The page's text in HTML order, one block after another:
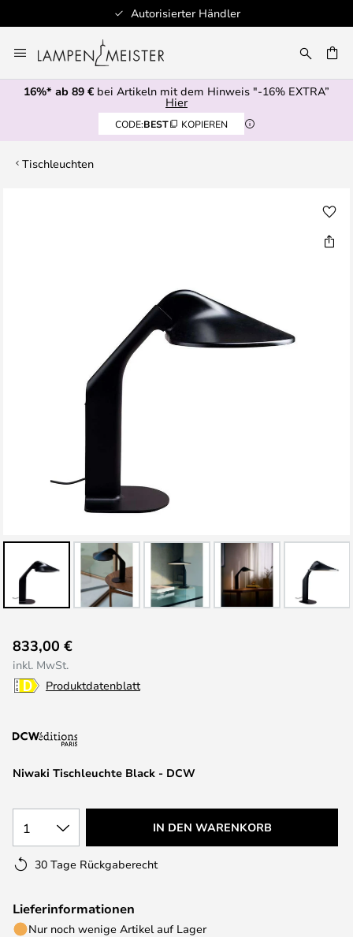
Autorisierter Händler
Inhalt
springen
16%* ab 89 € bei Artikeln mit dem Hinweis "-16% EXTRA”
Hier
CODE:BEST KOPIEREN
Tischleuchten
Anfang
der
Bildgalerie
Niwaki Tischleuchte Black - DCW
833,00 €
inkl. MwSt.
Produktdatenblatt
1 IN DEN WARENKORB
30 Tage Rückgaberecht
Lieferinformationen
Nur noch wenige Artikel auf Lager